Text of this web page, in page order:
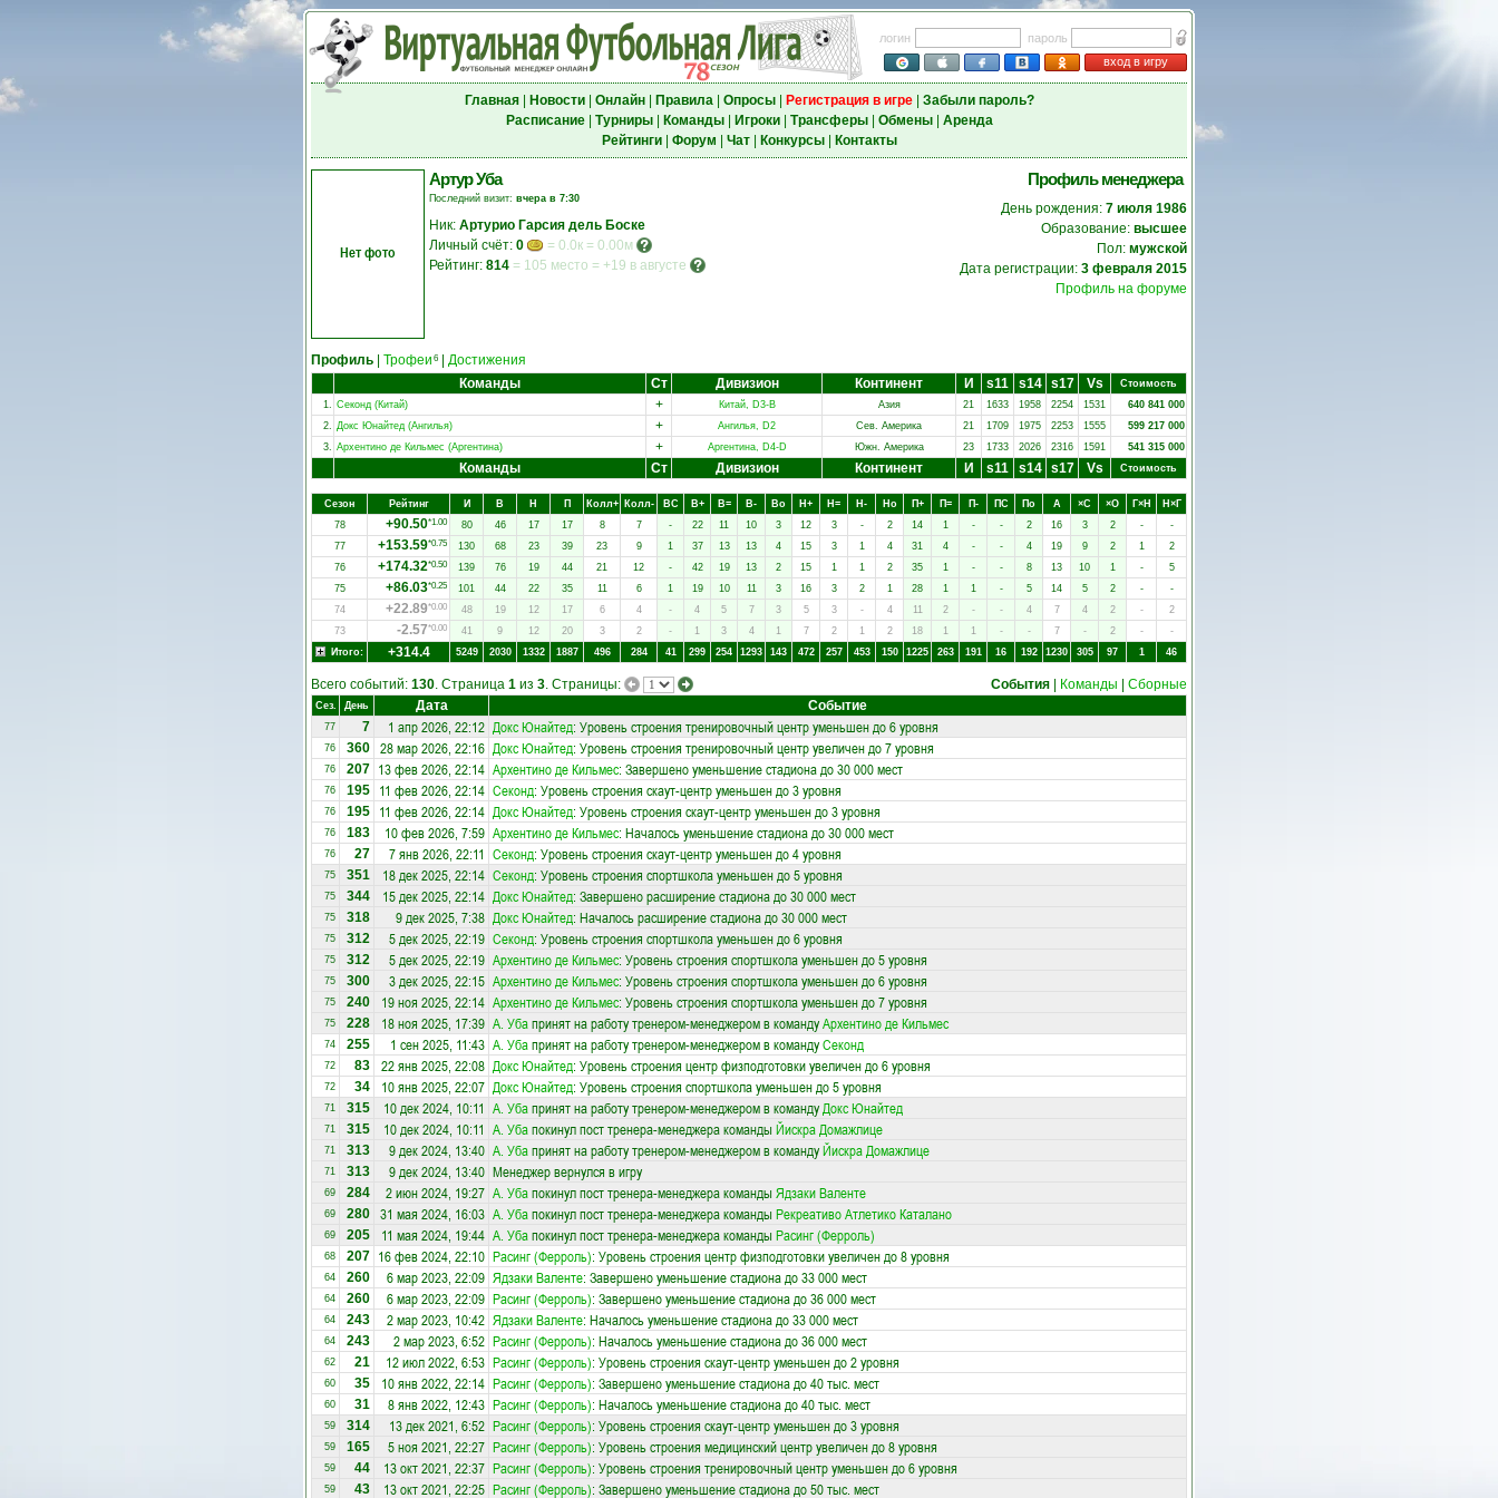
логин
пароль
вход в игру
Главная| Новости| Онлайн| Правила| Опросы| Регистрация в игре| Забыли пароль?
Расписание| Турниры| Команды| Игроки| Трансферы| Обмены| Аренда
Рейтинги| Форум Чат| Конкурсы| Контакты
Нет фото
Артур Уба
Последний визит: вчера в 7:30
Ник: Артурио Гарсия дель Боске
Личный счёт: 0
= 0.0к = 0.00м
Рейтинг: 814 = 105 место = +19 в августе
Профиль менеджера
День рождения: 7 июля 1986
Образование: высшее
Пол: мужской
Дата регистрации: 3 февраля 2015
Профиль на форуме
Профиль Трофеи 6
Достижения
Команды
Ст Дивизион Континент И s11 s14 s17 Vs
Стоимость
1. Секонд (Китай) + Китай, D3-B Азия 21 1633 1958 2254 1531
640 841 000
2. Докс Юнайтед (Ангилья) + Ангилья, D2 Сев. Америка 21 1709 1975 2253 1555
599 217 000
3. Архентино де Кильмес (Аргентина) + Аргентина, D4-D Южн. Америка 23 1733 2026 2316 1591 541 315 000
Команды Ст Дивизион Континент И s11 s14 s17 Vs Стоимость
Сезон Рейтинг И В Н П Колл+ Колл- ВC В+ В= В- Вo Н+ Н= Н- Нo П+ П= П- ПC Пo А ×C ×O Г×Н
Н×Г
78
+90.50*1.00 80 46 17 17 8 7 - 22 11 10 3 12 3 - 2 14 1 - - 2 16 3 2 -
-
77
+153.59*0.75 130 68 23 39 23 9 1 37 13 13 4 15 3 1 4 31 4 - - 4 19 9 2 1
2
76
+174.32*0.50 139 76 19 44 21 12 - 42 19 13 2 15 1 1 2 35 1 - - 8 13 10 1 -
5
75
+86.03*0.25 101 44 22 35 11 6 1 19 10 11 3 16 3 2 1 28 1 1 - 5 14 5 2 -
-
74
+22.89*0.00 48 19 12 17 6 4 - 4 5 7 3 5 3 - 4 11 2 - - 4 7 4 2 -
2
73
-2.57*0.00 41 9 12 20 3 2 - 1 3 4 1 7 2 1 2 18 1 1 - - 7 - 2 -
-
Итого:
+314.4 5249 2030 1332 1887 496 284 41 299 254 1293 143 472 257 453 150 1225 263 191 16 192 1230 305 97 1 46
Всего событий: 130. Страница 1 из 3. Страницы: События Команды Сборные
Сез. День Дата Событие
77 7 1 апр 2026, 22:12 Докс Юнайтед: Уровень строения тренировочный центр уменьшен до 6 уровня
76 360 28 мар 2026, 22:16 Докс Юнайтед: Уровень строения тренировочный центр увеличен до 7 уровня
76 207 13 фев 2026, 22:14 Архентино де Кильмес: Завершено уменьшение стадиона до 30 000 мест
76 195 11 фев 2026, 22:14 Секонд: Уровень строения скаут-центр уменьшен до 3 уровня
76 195 11 фев 2026, 22:14 Докс Юнайтед: Уровень строения скаут-центр уменьшен до 3 уровня
76 183 10 фев 2026, 7:59 Архентино де Кильмес: Началось уменьшение стадиона до 30 000 мест
76 27 7 янв 2026, 22:11 Секонд: Уровень строения скаут-центр уменьшен до 4 уровня
75 351 18 дек 2025, 22:14 Секонд: Уровень строения спортшкола уменьшен до 5 уровня
75 344 15 дек 2025, 22:14 Докс Юнайтед: Завершено расширение стадиона до 30 000 мест
75 318 9 дек 2025, 7:38 Докс Юнайтед: Началось расширение стадиона до 30 000 мест
75 312 5 дек 2025, 22:19 Секонд: Уровень строения спортшкола уменьшен до 6 уровня
75 312 5 дек 2025, 22:19 Архентино де Кильмес: Уровень строения спортшкола уменьшен до 5 уровня
75 300 3 дек 2025, 22:15 Архентино де Кильмес: Уровень строения спортшкола уменьшен до 6 уровня
75 240 19 ноя 2025, 22:14 Архентино де Кильмес: Уровень строения спортшкола уменьшен до 7 уровня
75 228 18 ноя 2025, 17:39 А. Убапринят на работу тренером-менеджером в командуАрхентино де Кильмес
74 255 1 сен 2025, 11:43 А. Убапринят на работу тренером-менеджером в командуСеконд
72 83 22 янв 2025, 22:08 Докс Юнайтед: Уровень строения центр физподготовки увеличен до 6 уровня
72 34 10 янв 2025, 22:07 Докс Юнайтед: Уровень строения спортшкола уменьшен до 5 уровня
71 315 10 дек 2024, 10:11 А. Убапринят на работу тренером-менеджером в командуДокс Юнайтед
71 315 10 дек 2024, 10:11 А. Убапокинул пост тренера-менеджера команды Йискра Домажлице
71 313 9 дек 2024, 13:40 А. Убапринят на работу тренером-менеджером в командуЙискра Домажлице
71 313 9 дек 2024, 13:40 Менеджер вернулся в игру
69 284 2 июн 2024, 19:27 А. Убапокинул пост тренера-менеджера команды Ядзаки Валенте
69 280 31 мая 2024, 16:03 А. Убапокинул пост тренера-менеджера команды Рекреативо Атлетико Каталано
69 205 11 мая 2024, 19:44 А. Убапокинул пост тренера-менеджера команды Расинг (Ферроль)
68 207 16 фев 2024, 22:10 Расинг (Ферроль): Уровень строения центр физподготовки увеличен до 8 уровня
64 260 6 мар 2023, 22:09 Ядзаки Валенте: Завершено уменьшение стадиона до 33 000 мест
64 260 6 мар 2023, 22:09 Расинг (Ферроль): Завершено уменьшение стадиона до 36 000 мест
64 243 2 мар 2023, 10:42 Ядзаки Валенте: Началось уменьшение стадиона до 33 000 мест
64 243 2 мар 2023, 6:52 Расинг (Ферроль): Началось уменьшение стадиона до 36 000 мест
62 21 12 июл 2022, 6:53 Расинг (Ферроль): Уровень строения скаут-центр уменьшен до 2 уровня
60 35 10 янв 2022, 22:14 Расинг (Ферроль): Завершено уменьшение стадиона до 40 тыс. мест
60 31 8 янв 2022, 12:43 Расинг (Ферроль): Началось уменьшение стадиона до 40 тыс. мест
59 314 13 дек 2021, 6:52 Расинг (Ферроль): Уровень строения скаут-центр уменьшен до 3 уровня
59 165 5 ноя 2021, 22:27 Расинг (Ферроль): Уровень строения медицинский центр увеличен до 8 уровня
59 44 13 окт 2021, 22:37 Расинг (Ферроль): Уровень строения тренировочный центр уменьшен до 6 уровня
59 43 13 окт 2021, 22:25 Расинг (Ферроль): Завершено уменьшение стадиона до 50 тыс. мест